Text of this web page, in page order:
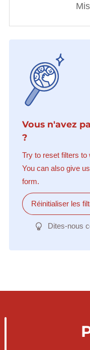
Vous n'avez
?
Try to reset filters to
You can also give
form.
Réinitialiser les
Dites-nous